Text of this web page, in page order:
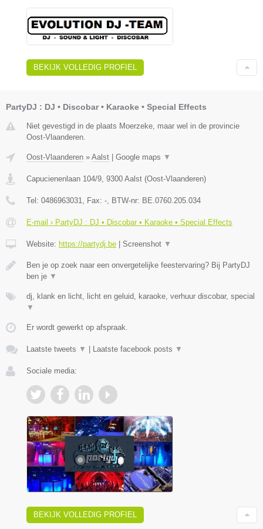
BEKIJK VOLLEDIG PROFIEL
PartyDJ : DJ • Discobar • Karaoke • Special Effects
Niet gevestigd in de plaats Moerzeke, maar wel in de provincie
Oost-Vlaanderen.
Oost-Vlaanderen » Aalst | Google maps ▼
Capucienenlaan 104/9 9300 Aalst (Oost-Vlaanderen)
Tel: 0486963031 , Fax: - , BTW-nr: BE.0760.205.034
E-mail › PartyDJ : DJ • Discobar • Karaoke • Special Effects
Website: https://partydj.be | Screenshot ▼
Ben je op zoek naar een onvergetelijke feestervaring? Bij PartyDJ
ben je ▼
dj, klank en licht, licht en geluid, karaoke, verhuur discobar, special
▼
Er wordt gewerkt op afspraak.
Laatste tweets ▼ | Laatste facebook posts ▼
Sociale media:
BEKIJK VOLLEDIG PROFIEL